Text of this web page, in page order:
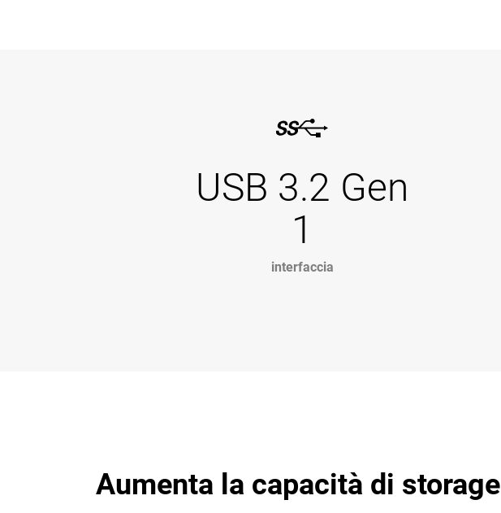
USB 3.2 Gen
1
interfaccia
Aumenta la capacità di storage